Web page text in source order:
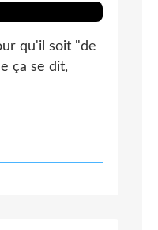
qu'il soit "de
ça se dit,